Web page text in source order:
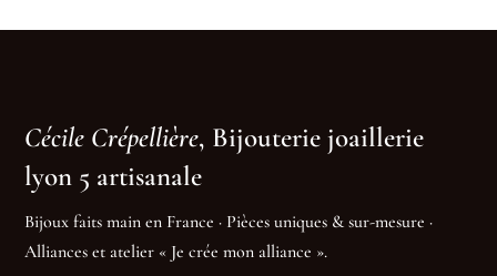
Cécile Crépellière, Bijouterie joaillerie
lyon 5 artisanale
Bijoux faits main en France · Pièces uniques & sur-mesure ·
Alliances et atelier « Je crée mon alliance ».